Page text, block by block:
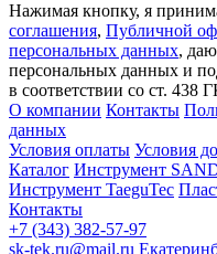
Нажимая кнопку, я
соглашения, Публичной
персональных данных,
персональных данных и
в соответствии со ст. 438
О компании Контакты
данных
Условия оплаты Условия
Каталог Инструмент
Инструмент TaeguTec
Контакты
+7 (343) 382-57-97
sk-tek.ru@mail.ru